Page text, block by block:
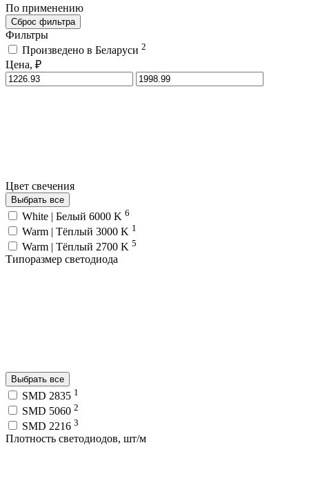
По применению
Сброс фильтра
Фильтры
Произведено в Беларуси 2
Цена, ₽
Цвет свечения
Выбрать все
White | Белый 6000 K 6
Warm | Тёплый 3000 K 1
Warm | Тёплый 2700 K 5
Типоразмер светодиода
Выбрать все
SMD 2835 1
SMD 5060 2
SMD 2216 3
Плотность светодиодов, шт/м